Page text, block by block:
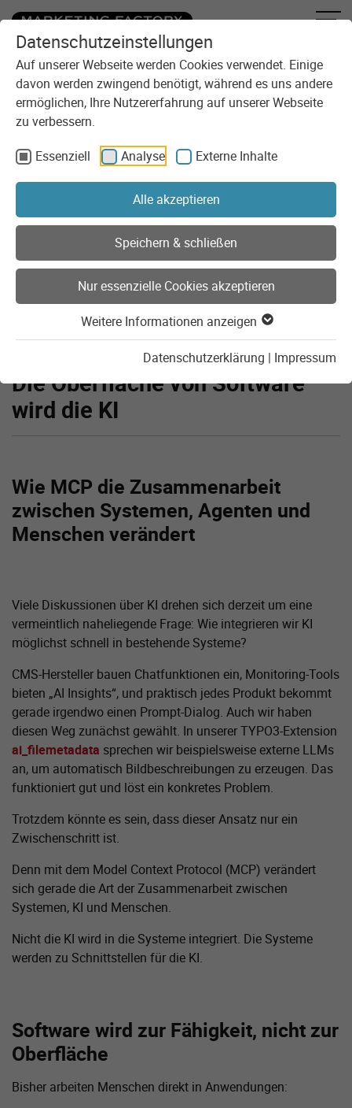
Datenschutzeinstellungen
Auf unserer Webseite werden Cookies verwendet. Einige
davon werden zwingend benötigt, während es uns andere
ermöglichen, Ihre Nutzererfahrung auf unserer Webseite
zu verbessern.
Essenziell
Analyse Externe Inhalte
Alle akzeptieren
Speichern & schließen
Nur essenzielle Cookies akzeptieren
Weitere Informationen anzeigen
Datenschutzerklärung | Impressum
Zum Inhalt springen
Sie sind here:Die Oberfläche von Software wird die KI
Die Oberfläche von Software
wird die KI
Wie MCP die Zusammenarbeit
zwischen Systemen, Agenten und
Menschen verändert
Viele Diskussionen über KI drehen sich derzeit um eine
vermeintlich naheliegende Frage: Wie integrieren wir KI
möglichst schnell in bestehende Systeme?
CMS-Hersteller bauen Chatfunktionen ein, Monitoring-Tools
bieten „AI Insights“, und praktisch jedes Produkt bekommt
gerade irgendwo einen Prompt-Dialog. Auch wir haben
diesen Weg zunächst gewählt. In unserer TYPO3-Extension
ai_filemetadata sprechen wir beispielsweise externe LLMs
an, um automatisch Bildbeschreibungen zu erzeugen. Das
funktioniert gut und löst ein konkretes Problem.
Trotzdem könnte es sein, dass dieser Ansatz nur ein
Zwischenschritt ist.
Denn mit dem Model Context Protocol (MCP) verändert
sich gerade die Art der Zusammenarbeit zwischen
Systemen, KI und Menschen.
Nicht die KI wird in die Systeme integriert. Die Systeme
werden zu Schnittstellen für die KI.
Software wird zur Fähigkeit, nicht zur
Oberfläche
Bisher arbeiten Menschen direkt in Anwendungen: